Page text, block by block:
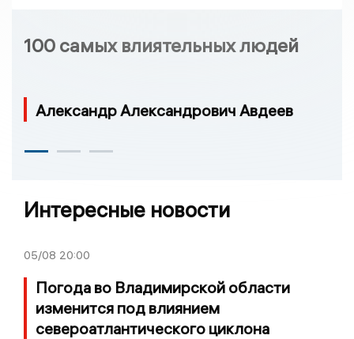
100 самых влиятельных людей
Александр Александрович Авдеев
Интересные новости
05/08 20:00
Погода во Владимирской области
изменится под влиянием
североатлантического циклона